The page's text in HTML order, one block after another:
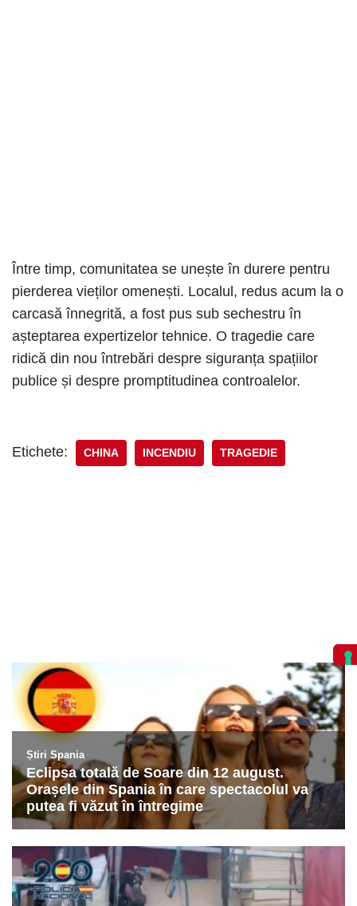
Între timp, comunitatea se unește în durere pentru
pierderea vieților omenești. Localul, redus acum la o
carcasă înnegrită, a fost pus sub sechestru în
așteptarea expertizelor tehnice. O tragedie care
ridică din nou întrebări despre siguranța spațiilor
publice și despre promptitudinea controalelor.
Etichete: CHINA INCENDIU TRAGEDIE